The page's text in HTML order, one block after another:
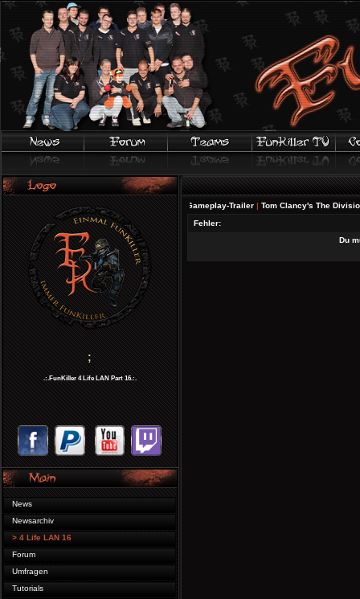
;
.:.FunKiller 4 Life LAN Part 16.:.
News
Newsarchiv
> 4 Life LAN 16
Forum
Umfragen
Tutorials
FIFA 20 | Offizieller Gameplay-Trailer|Tom Clancy's The Division 2
Fehler:
Du